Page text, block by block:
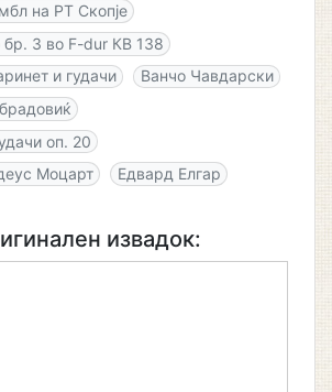
на РТ Скопје
бр. 3 во F-dur КВ 138
и гудачи
Ванчо Чавдарски
оп. 20
Моцарт
Едвард Елгар
извадок: